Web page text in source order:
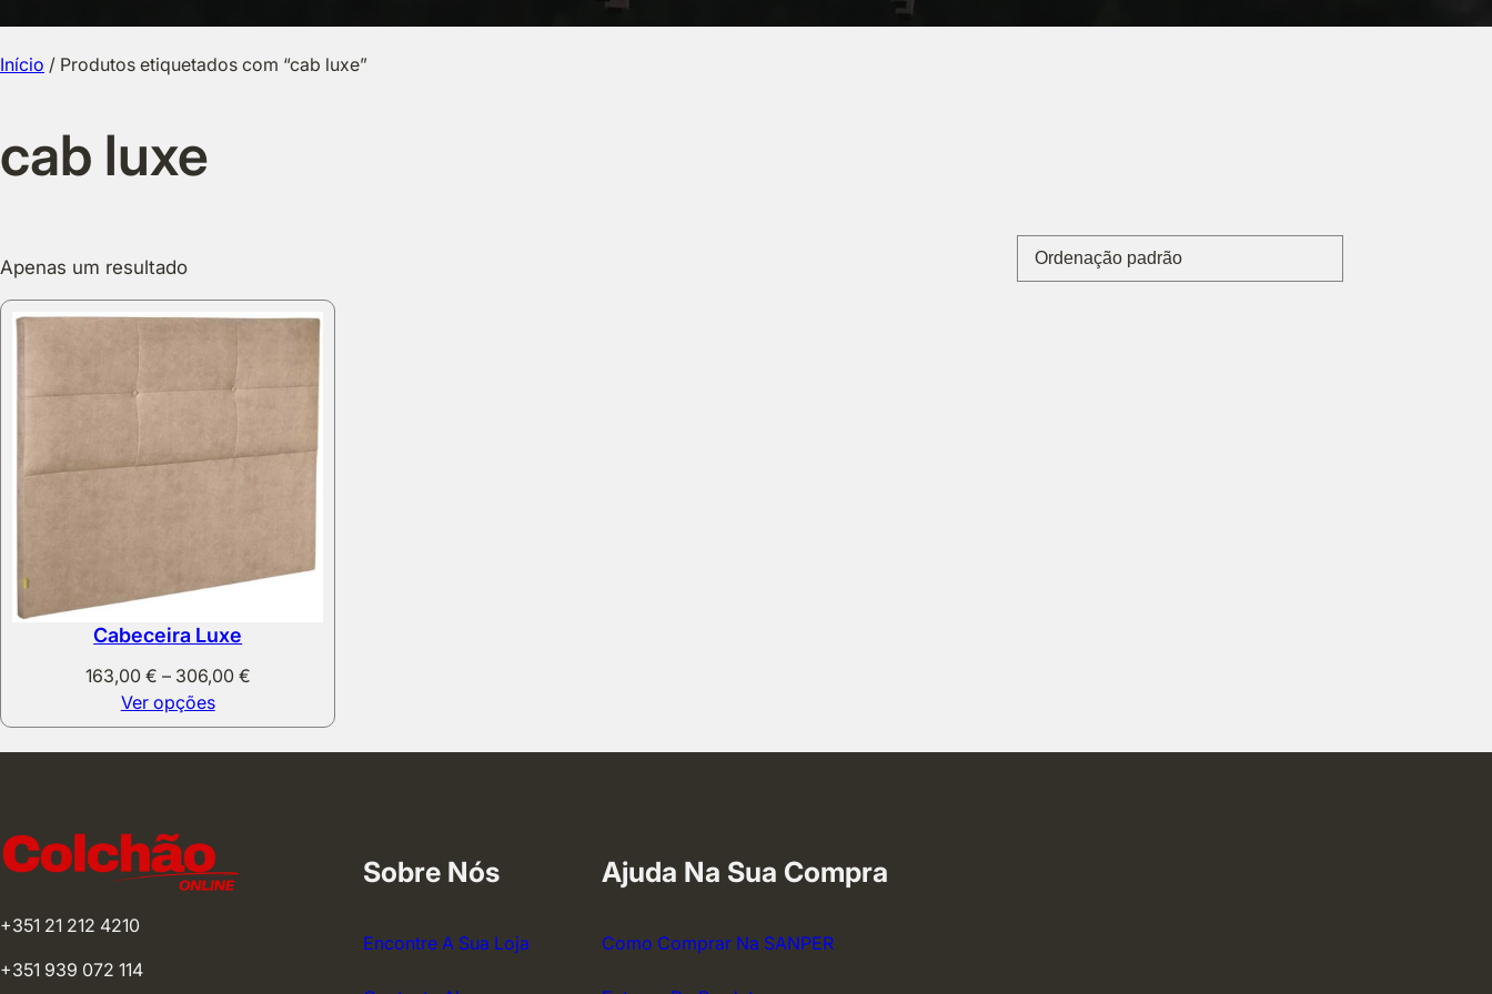
Início / Produtos etiquetados com “cab luxe”
cab luxe
Apenas um resultado
Cabeceira Luxe
163,00 € – 306,00 €Price
163,00 €
through
Ver opções
+351 21 212 4210
+351 939 072 114
Sobre Nós
Encontre A Sua Loja
Ajuda Na Sua Compra
Como Comprar Na SANPER